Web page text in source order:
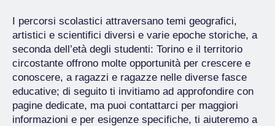
I percorsi scolastici attraversano temi geografici,
artistici e scientifici diversi e varie epoche storiche, a
seconda dell’età degli studenti: Torino e il territorio
circostante offrono molte opportunità per crescere e
conoscere, a ragazzi e ragazze nelle diverse fasce
educative; di seguito ti invitiamo ad approfondire con
pagine dedicate, ma puoi contattarci per maggiori
informazioni e per esigenze specifiche, ti aiuteremo a